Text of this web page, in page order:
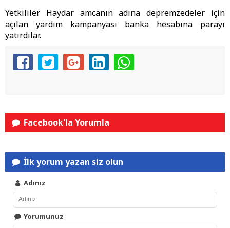
Yetkililer Haydar amcanın adına depremzedeler için
açılan yardım kampanyası banka hesabına parayı
yatırdılar.
Facebook'la Yorumla
İlk yorum yazan siz olun
Adınız
Yorumunuz